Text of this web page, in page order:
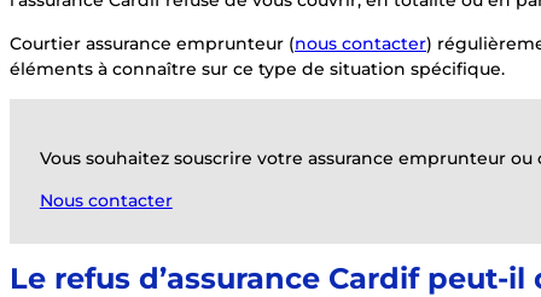
Courtier assurance emprunteur (nous contacter)
éléments à connaître sur ce type de situation spécifique.
Vous souhaitez souscrire votre assurance emprunteur
Nous contacter
Le refus d’assurance Cardif peut-